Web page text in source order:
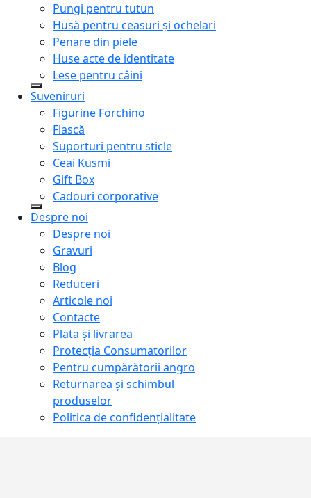
Pungi pentru tutun
Husă pentru ceasuri și ochelari
Penare din piele
Huse acte de identitate
Lese pentru câini
Suveniruri
Figurine Forchino
Flască
Suporturi pentru sticle
Ceai Kusmi
Gift Box
Cadouri corporative
Despre noi
Despre noi
Gravuri
Blog
Reduceri
Articole noi
Contacte
Plata și livrarea
Protecţia Consumatorilor
Pentru cumpărătorii angro
Returnarea și schimbul
produselor
Politica de confidențialitate